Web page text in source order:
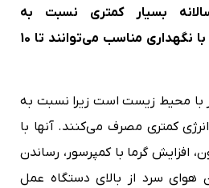
بسیار کمتری نسبت به
بخاری‌های گازی دارند و با نگهداری مناسب می‌توانند تا 10
با محیط زیست است زیرا نسبت به
کمتری مصرف می‌کنند. آنها با
افزایش گرما با کمپرسور، رساندن
هوای سرد از بالای دستگاه عمل